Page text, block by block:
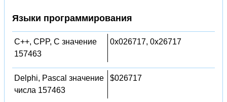
Языки программирования
C++, CPP, C значение
157463
0x026717, 0x26717
Delphi, Pascal значение
числа 157463
$026717